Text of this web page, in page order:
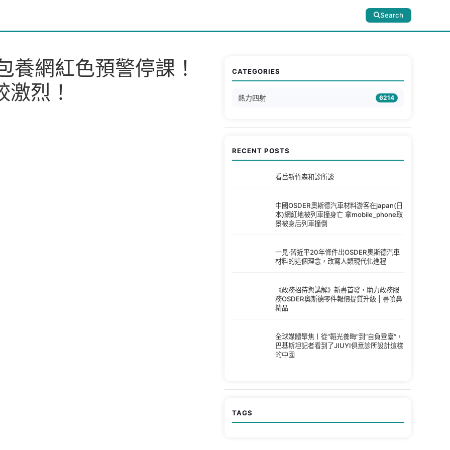
Search
養網紅色預警停課！
烈！
CATEGORIES
熱力四射 6214
RECENT POSTS
看岳新竹森和診所談
中國OSDER奧斯德汽車材料游客在japan(日
本)網紅地被列車撞身亡 拿mobile_phone取
景被身后列車撞倒
一見·習近平20年條件出OSDER奧斯德汽車
材料的這個理念，改寫人類現代化進程
《政務招待與講解》新書首發，助力政務服
務OSDER奧斯德零件報價提質升級 | 書噴鼻
精品
全球媒體聚焦丨從“韜光養晦”到“自負登臺”，
巴基斯坦記者看到了JIUYI俱意診所設計這樣
的中國
TAGS